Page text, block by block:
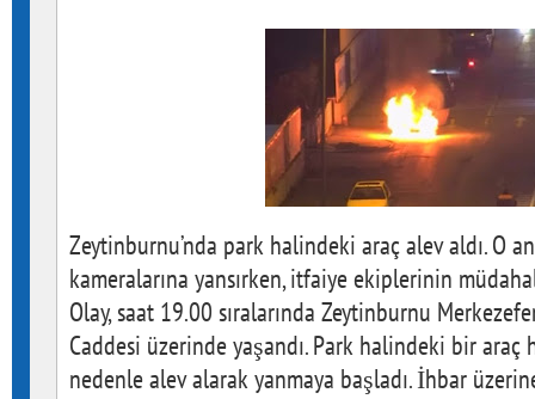
Zeytinburnu’nda park halindeki araç alev aldı. O
kameralarına yansırken, itfaiye ekiplerinin
Olay, saat 19.00 sıralarında Zeytinburnu
Caddesi üzerinde yaşandı. Park halindeki bir
nedenle alev alarak yanmaya başladı. İhbar